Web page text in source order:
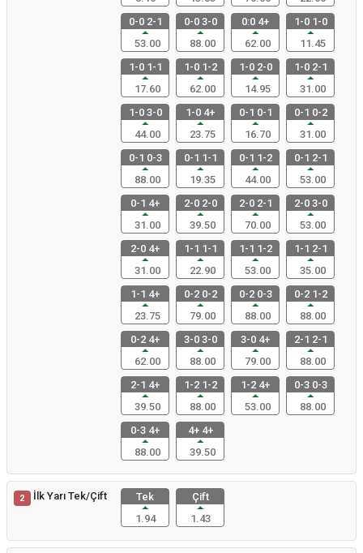
0-0 2-1
53.00
0-0 3-0
88.00
0:0 4+
62.00
1-0 1-0
11.45
1-0 1-1
17.60
1-0 1-2
62.00
1-0 2-0
14.95
1-0 2-1
31.00
1-0 3-0
44.00
1-0 4+
23.75
0-1 0-1
16.70
0-1 0-2
31.00
0-1 0-3
88.00
0-1 1-1
19.35
0-1 1-2
44.00
0-1 2-1
53.00
0-1 4+
31.00
2-0 2-0
39.50
2-0 2-1
70.00
2-0 3-0
53.00
2-0 4+
31.00
1-1 1-1
22.90
1-1 1-2
53.00
1-1 2-1
35.00
1-1 4+
23.75
0-2 0-2
79.00
0-2 0-3
88.00
0-2 1-2
88.00
0-2 4+
62.00
3-0 3-0
88.00
3-0 4+
79.00
2-1 2-1
88.00
2-1 4+
39.50
1-2 1-2
88.00
1-2 4+
53.00
0-3 0-3
88.00
0-3 4+
88.00
4+ 4+
39.50
2 İlk Yarı Tek/Çift
Tek
1.94
Çift
1.43